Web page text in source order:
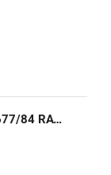
GAFAS DE SOL RB 4421D 6677/84 RAY-BAN